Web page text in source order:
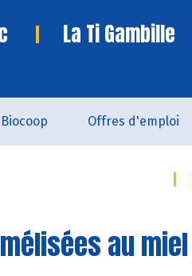
La Ti Gambille
Biocoop Offres d'emploi
au miel